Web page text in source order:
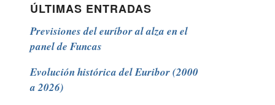
ÚLTIMAS ENTRADAS
Previsiones del euríbor al alza en el
panel de Funcas
Evolución histórica del Euribor (2000
a 2026)